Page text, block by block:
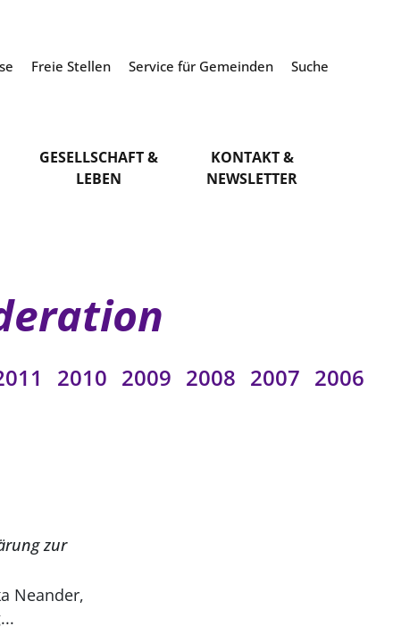
Freie Stellen Service für Gemeinden Suche
GESELLSCHAFT &
LEBEN
KONTAKT &
NEWSLETTER
2010 2009 2008 2007 2006
zur